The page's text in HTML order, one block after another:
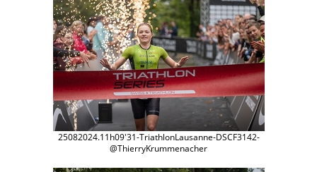
25082024.11h09'31-TriathlonLausanne-DSCF3142-
@ThierryKrummenacher